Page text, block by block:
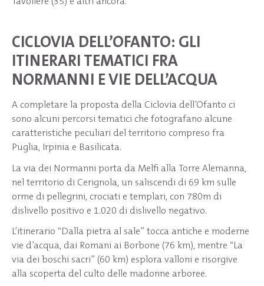
CICLOVIA DELL’OFANTO: GLI
ITINERARI TEMATICI FRA
NORMANNI E VIE DELL’ACQUA
A completare la proposta della Ciclovia dell’Ofanto ci
sono alcuni percorsi tematici che fotografano alcune
caratteristiche peculiari del territorio compreso fra
Puglia, Irpinia e Basilicata.
La via dei Normanni porta da Melfi alla Torre Alemanna,
nel territorio di Cerignola, un saliscendi di 69 km sulle
orme di pellegrini, crociati e templari, con 780m di
dislivello positivo e 1.020 di dislivello negativo.
L’itinerario “Dalla pietra al sale” tocca antiche e moderne
vie d’acqua, dai Romani ai Borbone (76 km), mentre “La
via dei boschi sacri” (60 km) esplora valloni e risorgive
alla scoperta del culto delle madonne arboree.